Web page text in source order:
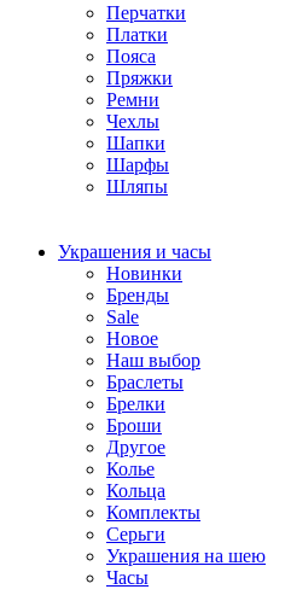
Перчатки
Платки
Пояса
Пряжки
Ремни
Чехлы
Шапки
Шарфы
Шляпы
Украшения и часы
Новинки
Бренды
Sale
Новое
Наш выбор
Браслеты
Брелки
Броши
Другое
Колье
Кольца
Комплекты
Серьги
Украшения на шею
Часы